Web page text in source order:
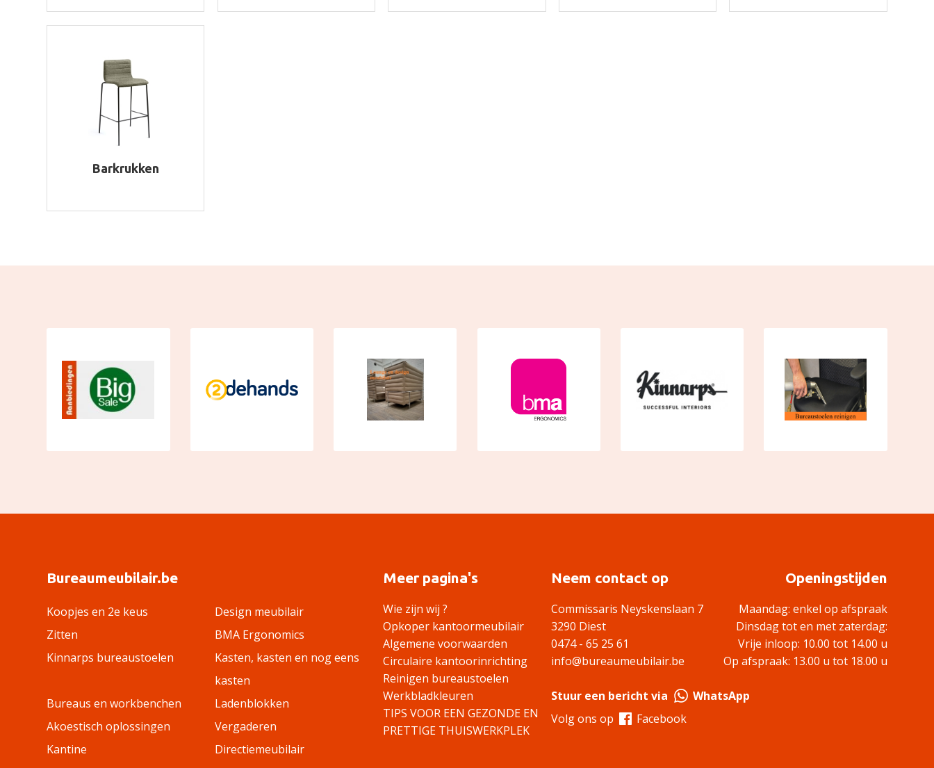
Barkrukken
Bureaumeubilair.be
Koopjes en 2e keus
Design meubilair
Zitten
BMA Ergonomics
Kinnarps bureaustoelen
Kasten, kasten en nog eens
kasten
Bureaus en workbenchen
Ladenblokken
Akoestisch oplossingen
Vergaderen
Kantine
Directiemeubilair
Meer pagina's
Wie zijn wij ?
Opkoper kantoormeubilair
Algemene voorwaarden
Circulaire kantoorinrichting
Reinigen bureaustoelen
Werkbladkleuren
TIPS VOOR EEN GEZONDE EN
PRETTIGE THUISWERKPLEK
Neem contact op
Commissaris Neyskenslaan 7
3290 Diest
0474 - 65 25 61
info@bureaumeubilair.be
Stuur een bericht via
WhatsApp
Volg ons op
Facebook
Openingstijden
Maandag: enkel op afspraak
Dinsdag tot en met zaterdag:
Vrije inloop: 10.00 tot 14.00 u
Op afspraak: 13.00 u tot 18.00 u